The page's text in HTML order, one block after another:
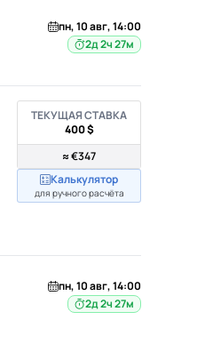
пн, 10 авг, 14:00
2д 2ч 27м
ТЕКУЩАЯ СТАВКА
400 $
≈ €347
Калькулятор
для ручного расчёта
пн, 10 авг, 14:00
2д 2ч 27м